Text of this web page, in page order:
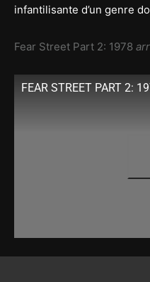
infantilisante d’un genre
Fear Street Part 2: 1978
FEAR STREET PART 2: